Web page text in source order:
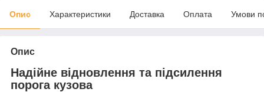
Опис Характеристики Доставка Оплата Умови
Опис
Надійне відновлення та підсилення
порога кузова